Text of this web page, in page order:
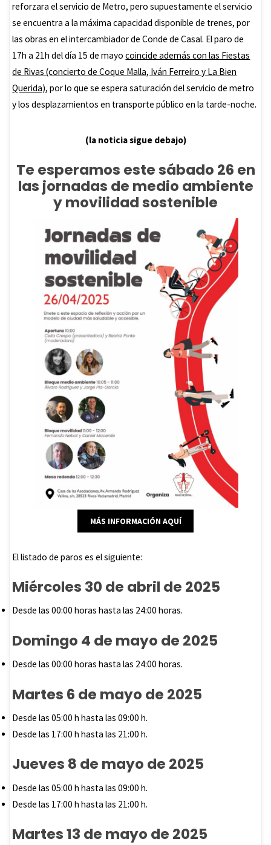
reforzara el servicio de Metro, pero supuestamente el servicio
se encuentra a la máxima capacidad disponible de trenes, por
las obras en el intercambiador de Conde de Casal. El paro de
17h a 21h del día 15 de mayocoincide además con las Fiestas
de Rivas (concierto de Coque Malla, Iván Ferreiro y La Bien
Querida), por lo que se espera saturación del servicio de metro
y los desplazamientos en transporte público en la tarde-noche.
(la noticia sigue debajo)
Te esperamos este sábado 26 en
las jornadas de medio ambiente
y movilidad sostenible
MÁS INFORMACIÓN AQUÍ
El listado de paros es el siguiente:
Miércoles 30 de abril de 2025
Desde las 00:00 horas hasta las 24:00 horas.
Domingo 4 de mayo de 2025
Desde las 00:00 horas hasta las 24:00 horas.
Martes 6 de mayo de 2025
Desde las 05:00 h hasta las 09:00 h.
Desde las 17:00 h hasta las 21:00 h.
Jueves 8 de mayo de 2025
Desde las 05:00 h hasta las 09:00 h.
Desde las 17:00 h hasta las 21:00 h.
Martes 13 de mayo de 2025